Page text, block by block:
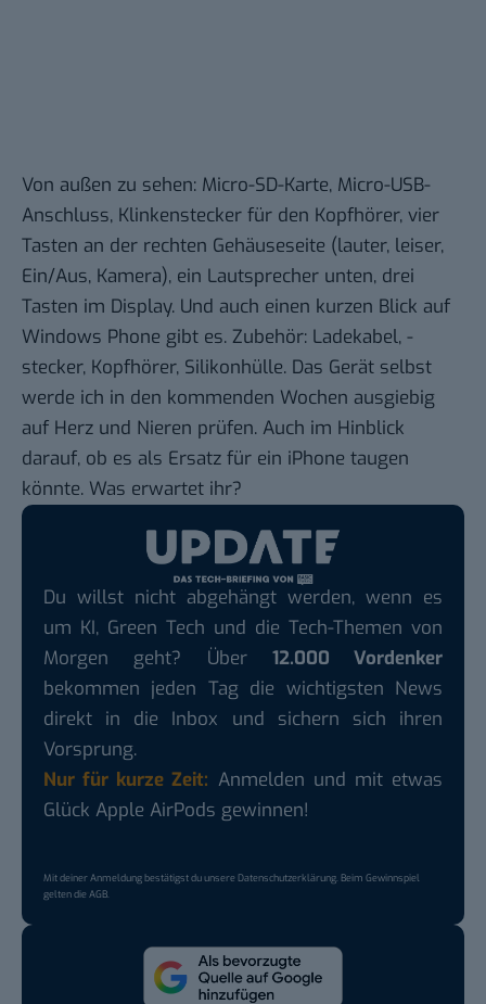
Von außen zu sehen: Micro-SD-Karte, Micro-USB-
Anschluss, Klinkenstecker für den Kopfhörer, vier
Tasten an der rechten Gehäuseseite (lauter, leiser,
Ein/Aus, Kamera), ein Lautsprecher unten, drei
Tasten im Display. Und auch einen kurzen Blick auf
Windows Phone gibt es. Zubehör: Ladekabel, -
stecker, Kopfhörer, Silikonhülle. Das Gerät selbst
werde ich in den kommenden Wochen ausgiebig
auf Herz und Nieren prüfen. Auch im Hinblick
darauf, ob es als Ersatz für ein iPhone taugen
könnte. Was erwartet ihr?
Du willst nicht abgehängt werden, wenn es
um KI, Green Tech und die Tech-Themen von
Morgen geht? Über 12.000 Vordenker
bekommen jeden Tag die wichtigsten News
direkt in die Inbox und sichern sich ihren
Vorsprung.
Nur für kurze Zeit: Anmelden und mit etwas
Glück Apple AirPods gewinnen!
Mit deiner Anmeldung bestätigst du unsereDatenschutzerklärung. Beim Gewinnspiel
gelten dieAGB.